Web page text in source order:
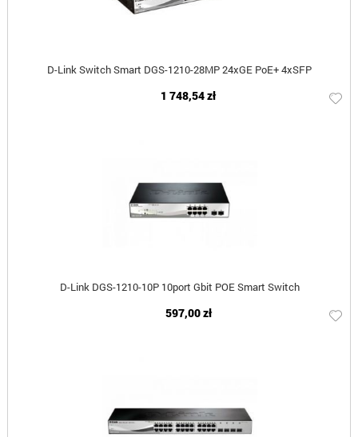
D-Link Switch Smart DGS-1210-28MP 24xGE PoE+ 4xSFP
1 748,54 zł
D-Link DGS-1210-10P 10port Gbit POE Smart Switch
597,00 zł